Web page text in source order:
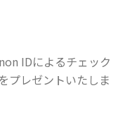
IDによるチェック
プレゼントいたしま